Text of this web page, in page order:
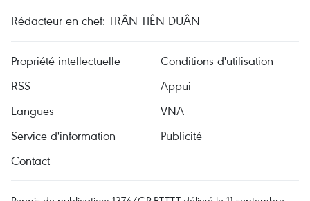
Rédacteur en chef: TRÂN TIÊN DUÂN
Propriété intellectuelle
Conditions d'utilisation
RSS
Appui
Langues
VNA
Service d'information
Publicité
Contact